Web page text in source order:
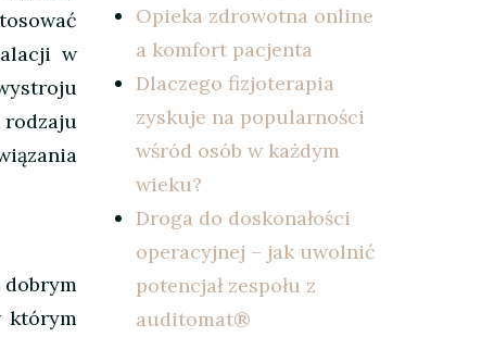
w
którym
Opieka zdrowotna online
a komfort pacjenta
Dlaczego fizjoterapia
zyskuje na popularności
wśród osób w każdym
wieku?
Droga do doskonałości
operacyjnej – jak uwolnić
potencjał zespołu z
auditomat®